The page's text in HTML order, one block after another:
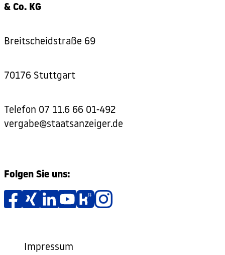
& Co. KG
Breitscheidstraße 69
70176 Stuttgart
Telefon 07 11.6 66 01-492
vergabe@staatsanzeiger.de
Folgen Sie uns:
Impressum